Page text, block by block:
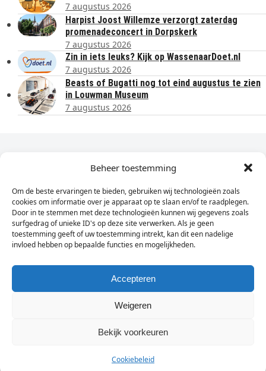
Beheer toestemming
Om de beste ervaringen te bieden, gebruiken wij technologieën zoals
cookies om informatie over je apparaat op te slaan en/of te raadplegen.
Door in te stemmen met deze technologieën kunnen wij gegevens zoals
surfgedrag of unieke ID's op deze site verwerken. Als je geen
toestemming geeft of uw toestemming intrekt, kan dit een nadelige
invloed hebben op bepaalde functies en mogelijkheden.
Accepteren
Weigeren
Bekijk voorkeuren
Cookiebeleid
7 augustus 2026
Harpist Joost Willemze verzorgt zaterdag
promenadeconcert in Dorpskerk
7 augustus 2026
Zin in iets leuks? Kijk op WassenaarDoet.nl
7 augustus 2026
Beasts of Bugatti nog tot eind augustus te zien
in Louwman Museum
7 augustus 2026
Dagelijks het laatste nieuws in je e-mail?
Vul
hier
je
e-
mailadres
in
Sign Up